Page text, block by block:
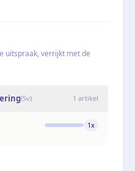
uitspraak, verrijkt met de
(Sv) 1 artikel
1x